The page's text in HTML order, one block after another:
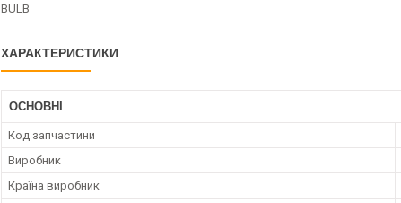
BULB
ХАРАКТЕРИСТИКИ
ОСНОВНІ
Код запчастини
Виробник
Країна виробник